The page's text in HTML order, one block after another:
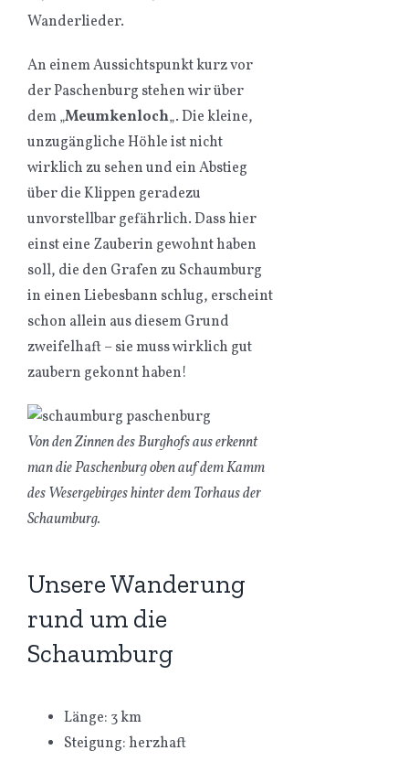
Wanderlieder.
An einem Aussichtspunkt kurz vor
der Paschenburg stehen wir über
dem „Meumkenloch„. Die kleine,
unzugängliche Höhle ist nicht
wirklich zu sehen und ein Abstieg
über die Klippen geradezu
unvorstellbar gefährlich. Dass hier
einst eine Zauberin gewohnt haben
soll, die den Grafen zu Schaumburg
in einen Liebesbann schlug, erscheint
schon allein aus diesem Grund
zweifelhaft – sie muss wirklich gut
zaubern gekonnt haben!
Von den Zinnen des Burghofs aus erkennt
man die Paschenburg oben auf dem Kamm
des Wesergebirges hinter dem Torhaus der
Schaumburg.
Unsere Wanderung
rund um die
Schaumburg
Länge: 3 km
Steigung: herzhaft